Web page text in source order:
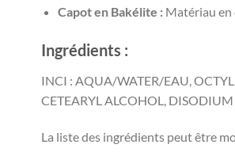
Capot en Bakélite :Matériau en
Ingrédients :
INCI : AQUA/WATER/EAU,
CETEARYL ALCOHOL,
La liste des ingrédients peut être